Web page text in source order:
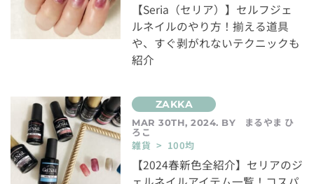
【Seria（セリア）】セルフジェ
ルネイルのやり方！揃える道具
や、すぐ剥がれないテクニックも
紹介
MAR 30TH, 2024. BY まるやま ひ
ろこ
雑貨 > 100均
【2024春新色全紹介】セリアのジ